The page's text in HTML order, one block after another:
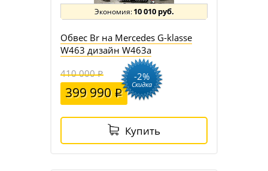
10 010 руб.
Обвес Br на Mercedes G-klasse
W463 дизайн W463a
410 000
399 990
-2%
Скидка
Купить